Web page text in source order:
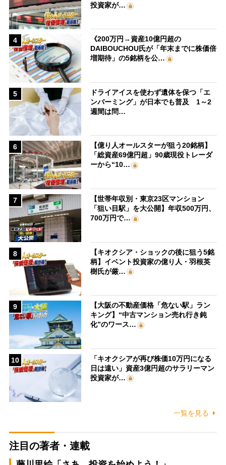
投資家が…
4
《200万円→資産10億円超の
DAIBOUCHOU氏が「年末までに株価倍
増期待」の5銘柄を公…
5
ドライアイスを使わず遺体を保つ「エ
ンバーミング」が日本でも普及 1～2
週間は問…
6
【億り人オールスターが狙う20銘柄】
「総資産69億円超」90歳現役トレーダ
ーから“10…
7
【世帯年収別・東京23区マンション
「狙い目駅」を大公開】年収500万円、
700万円で…
8
【キオクシア・ショックの後に狙う5銘
柄】イベント投資家の億り人・羽根英
樹氏が厳…
9
【大阪の不動産価格「危ない駅」ラン
キング】“中古マンション売れ行き鈍
化”のワース…
10
「キオクシアが再び株価10万円になる
日は遠い」資産3億円超のサラリーマン
投資家が…
一覧を見る
注目の著者・連載